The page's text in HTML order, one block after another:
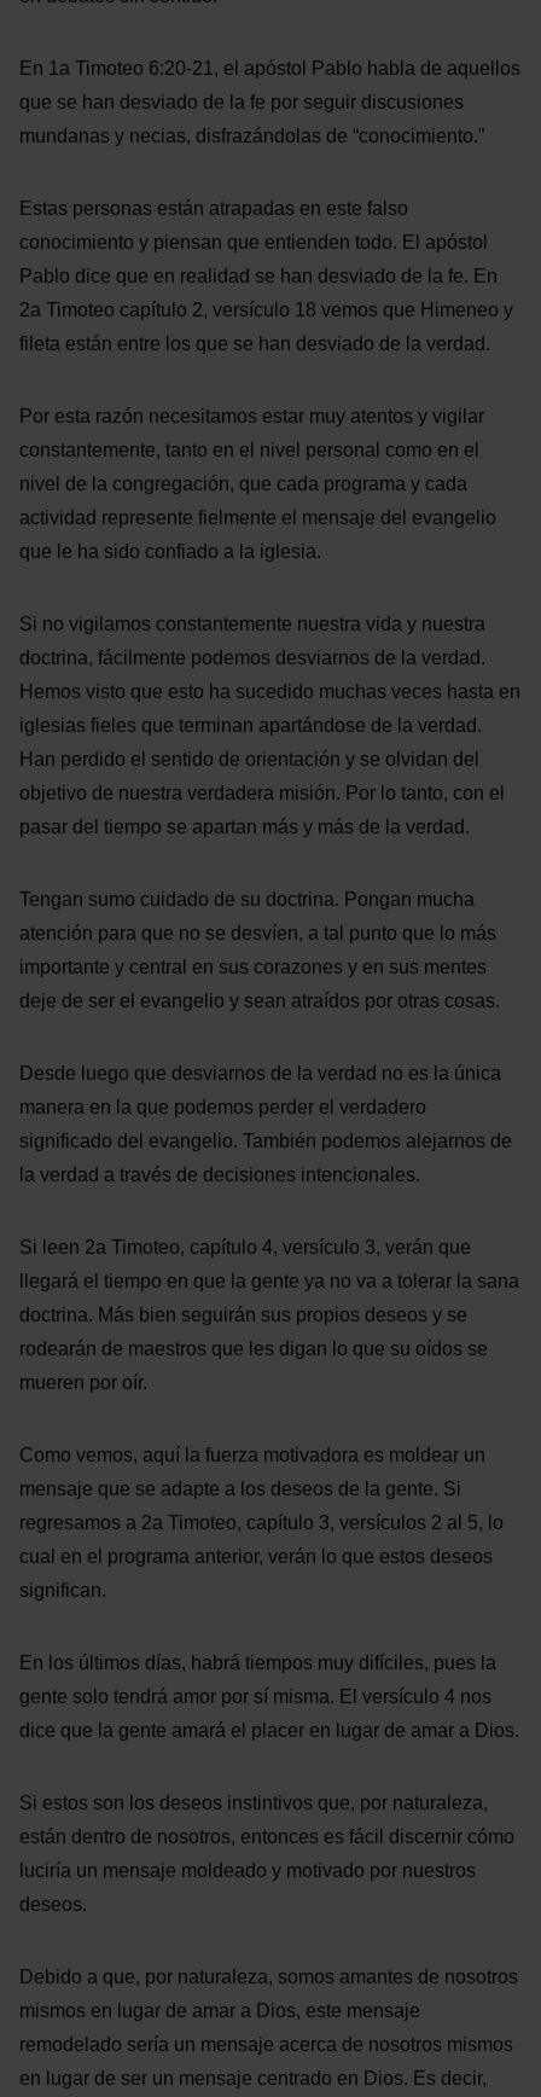
En 1a Timoteo 6:20-21, el apóstol Pablo habla de aquellos
que se han desviado de la fe por seguir discusiones
mundanas y necias, disfrazándolas de “conocimiento.”
Estas personas están atrapadas en este falso
conocimiento y piensan que entienden todo. El apóstol
Pablo dice que en realidad se han desviado de la fe. En
2a Timoteo capítulo 2, versículo 18 vemos que Himeneo y
fileta están entre los que se han desviado de la verdad.
Por esta razón necesitamos estar muy atentos y vigilar
constantemente, tanto en el nivel personal como en el
nivel de la congregación, que cada programa y cada
actividad represente fielmente el mensaje del evangelio
que le ha sido confiado a la iglesia.
Si no vigilamos constantemente nuestra vida y nuestra
doctrina, fácilmente podemos desviarnos de la verdad.
Hemos visto que esto ha sucedido muchas veces hasta en
iglesias fieles que terminan apartándose de la verdad.
Han perdido el sentido de orientación y se olvidan del
objetivo de nuestra verdadera misión. Por lo tanto, con el
pasar del tiempo se apartan más y más de la verdad.
Tengan sumo cuidado de su doctrina. Pongan mucha
atención para que no se desvíen, a tal punto que lo más
importante y central en sus corazones y en sus mentes
deje de ser el evangelio y sean atraídos por otras cosas.
Desde luego que desviarnos de la verdad no es la única
manera en la que podemos perder el verdadero
significado del evangelio. También podemos alejarnos de
la verdad a través de decisiones intencionales.
Si leen 2a Timoteo, capítulo 4, versículo 3, verán que
llegará el tiempo en que la gente ya no va a tolerar la sana
doctrina. Más bien seguirán sus propios deseos y se
rodearán de maestros que les digan lo que su oídos se
mueren por oír.
Como vemos, aquí la fuerza motivadora es moldear un
mensaje que se adapte a los deseos de la gente. Si
regresamos a 2a Timoteo, capítulo 3, versículos 2 al 5, lo
cual en el programa anterior, verán lo que estos deseos
significan.
En los últimos días, habrá tiempos muy difíciles, pues la
gente solo tendrá amor por sí misma. El versículo 4 nos
dice que la gente amará el placer en lugar de amar a Dios.
Si estos son los deseos instintivos que, por naturaleza,
están dentro de nosotros, entonces es fácil discernir cómo
luciría un mensaje moldeado y motivado por nuestros
deseos.
Debido a que, por naturaleza, somos amantes de nosotros
mismos en lugar de amar a Dios, este mensaje
remodelado sería un mensaje acerca de nosotros mismos
en lugar de ser un mensaje centrado en Dios. Es decir,